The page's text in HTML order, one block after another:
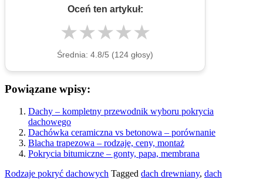
Oceń ten artykuł:
★
★
★
★
★
Średnia: 4.8/5 (124 głosy)
Powiązane wpisy:
Dachy – kompletny przewodnik wyboru pokrycia
dachowego
Dachówka ceramiczna vs betonowa – porównanie
Blacha trapezowa – rodzaje, ceny, montaż
Pokrycia bitumiczne – gonty, papa, membrana
Rodzaje pokryć dachowych Tagged dach drewniany, dach